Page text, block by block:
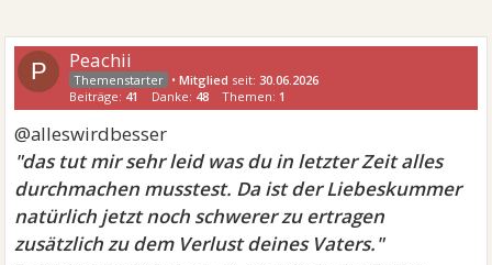
P Peachii
•Mitglied seit:30.06.2026
Beiträge: 41 Danke: 48 Themen: 1
@alleswirdbesser
"das tut mir sehr leid was du in letzter Zeit alles
durchmachen musstest. Da ist der Liebeskummer
natürlich jetzt noch schwerer zu ertragen
zusätzlich zu dem Verlust deines Vaters."